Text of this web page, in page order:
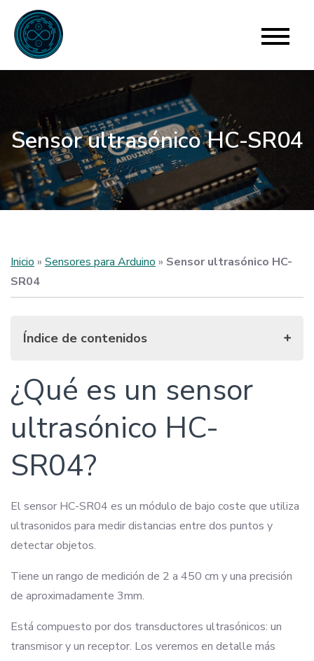
content
Sensor ultrasónico HC-SR04
Inicio » Sensores para Arduino » Sensor ultrasónico HC-
SR04
Índice de contenidos
¿Para qué sirve el HC-SR04?
Especificaciones del sensor HC-SR04
¿Cómo funciona el sensor HC-SR04?
Cálculo de la distancia
Arduino?
¿Cómo programar el sensor HC-SR04 con Arduino?
Programación sin librería
Configuración
Programación con librería
Librería
¿Qué es un sensor
ultrasónico HC-
SR04?
El sensor HC-SR04 es un módulo de bajo coste que utiliza
ultrasonidos para medir distancias entre dos puntos y
detectar objetos.
Tiene un rango de medición de 2 a 450 cm y una precisión
de aproximadamente 3mm.
Está compuesto por dos transductores ultrasónicos: un
transmisor y un receptor. Los veremos en detalle más